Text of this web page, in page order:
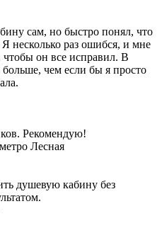
сам, но быстро понял, что
несколько раз ошибся, и мне
чтобы он все исправил. В
чем если бы я просто
Рекомендую!
Лесная
душевую кабину без